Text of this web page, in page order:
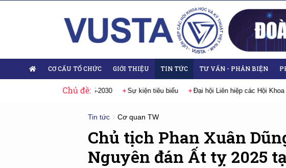
CƠ CẤU TỔ CHỨC GIỚI THIỆU TIN TỨC TƯ VẤN - PHẢN BIỆN
Chủ đề:
Nam nhiệm kỳ 2025-2030 Sự kiện tiêu biểu Đại hội Liên hiệp các Hội Khoa học
Tin tức Cơ quan TW
Chủ tịch Phan Xuân
Nguyên đán Ất tỵ 2025